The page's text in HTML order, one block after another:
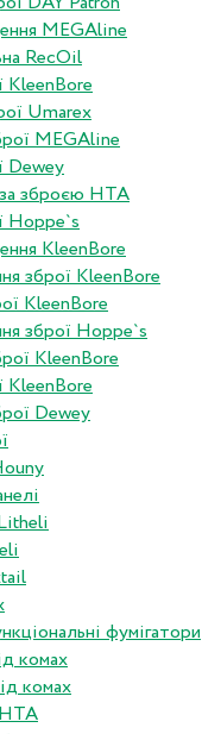
MEGAline
RecOil
KleenBore
Umarex
MEGAline
Dewey
зброєю HTA
Hoppe`s
KleenBore
зброї KleenBore
KleenBore
зброї Hoppe`s
KleenBore
KleenBore
Dewey
фумігатори
комах
комах